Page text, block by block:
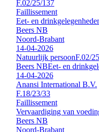
F.02/25/137
Faillissement
Eet- en
Beers NB
Noord-Brabant
14-04-2026
Natuurlijk persoonF.02/
Beers NBEet- en
14-04-2026
Anansi International B.V.
F.18/23/33
Faillissement
Vervaardiging van
Beers NB
Noord-Brabant